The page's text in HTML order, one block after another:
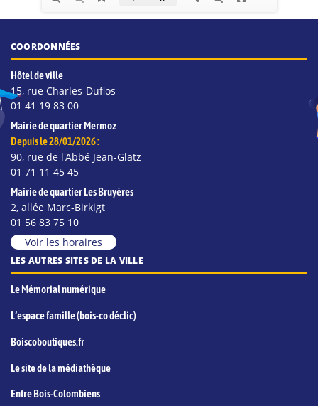
COORDONNÉES
Hôtel de ville
15, rue Charles-Duflos
01 41 19 83 00
Mairie de quartier Mermoz
Depuis le 28/01/2026 :
90, rue de l'Abbé Jean-Glatz
01 71 11 45 45
Mairie de quartier Les Bruyères
2, allée Marc-Birkigt
01 56 83 75 10
Voir les horaires
LES AUTRES SITES DE LA VILLE
Le Mémorial numérique
L’espace famille (bois-co déclic)
Boiscoboutiques.fr
Le site de la médiathèque
Entre Bois-Colombiens